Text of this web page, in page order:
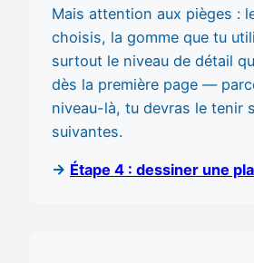
Mais attention aux pièges :
choisis, la gomme que tu
surtout le niveau de détail
dès la première page —
niveau-là, tu devras le tenir
suivantes.
→ Étape 4 : dessiner une